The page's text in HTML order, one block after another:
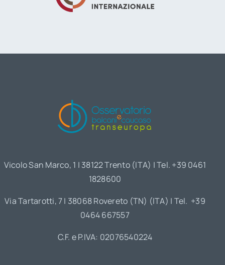
Vicolo San Marco, 1 | 38122 Trento (ITA) | Tel. +39 0461
1828600
Via Tartarotti, 7 | 38068 Rovereto (TN) (ITA) | Tel. +39
0464 667557
C.F. e P.IVA: 02076540224